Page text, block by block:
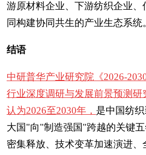
游原材料企业、下游纺织企业、
同构建协同共生的产业生态系统
结语
中研普华产业研究院《2026-
行业深度调研与发展前景预测研
认为2026至2030年， 是中国纺
大国"向"制造强国"跨越的关键
密集释放、技术变革加速演进